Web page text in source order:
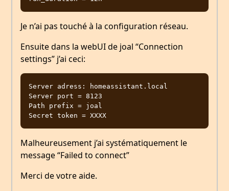
Je n’ai pas touché à la configuration réseau.
Ensuite dans la webUI de joal “Connection
settings” j’ai ceci:
Server adress: homeassistant.local
Server port = 8123
Path prefix = joal
Malheureusement j’ai systématiquement le
message “Failed to connect”
Merci de votre aide.